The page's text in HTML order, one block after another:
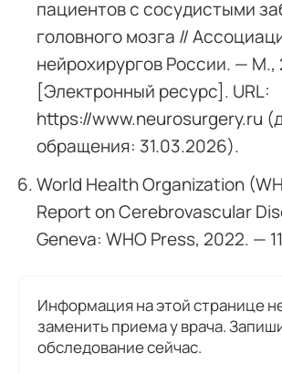
пациентов с сосудистыми
головного мозга //
нейрохирургов России. — М.,
[Электронный ресурс]. URL:
https://www.neurosurgery.ru
обращения: 31.03.2026).
World Health Organization
Report on Cerebrovascular
Geneva: WHO Press, 2022. —
Информация на этой странице
заменить приема у врача.
обследование сейчас.